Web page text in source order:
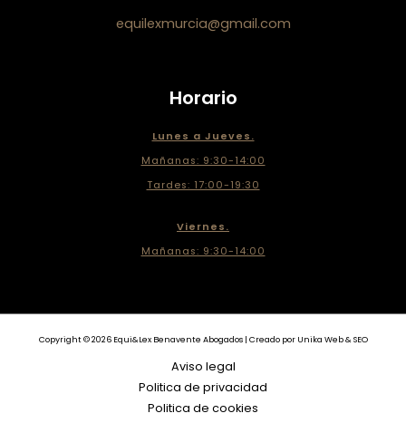
equilexmurcia@gmail.com
Horario
Lunes a Jueves.
Mañanas: 9:30-14:00
Tardes: 17:00-19:30
Viernes.
Mañanas: 9:30-14:00
Copyright © 2026 Equi&Lex Benavente Abogados | Creado por Unika Web & SEO
Aviso legal
Politica de privacidad
Politica de cookies